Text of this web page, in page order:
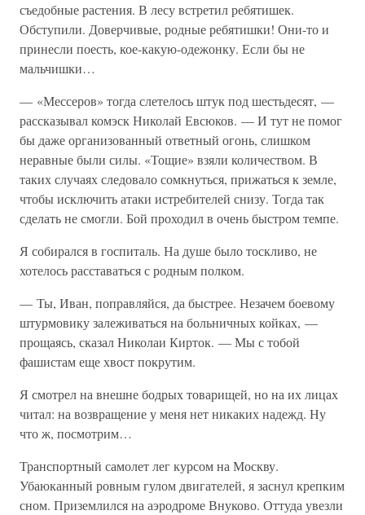
съедобные растения. В лесу встретил ребятишек.
Обступили. Доверчивые, родные ребятишки! Они-то и
принесли поесть, кое-какую-одежонку. Если бы не
мальчишки…
— «Мессеров» тогда слетелось штук под шестьдесят, —
рассказывал комэск Николай Евсюков. — И тут не помог
бы даже организованный ответный огонь, слишком
неравные были силы. «Тощие» взяли количеством. В
таких случаях следовало сомкнуться, прижаться к земле,
чтобы исключить атаки истребителей снизу. Тогда так
сделать не смогли. Бой проходил в очень быстром темпе.
Я собирался в госпиталь. На душе было тоскливо, не
хотелось расставаться с родным полком.
— Ты, Иван, поправляйся, да быстрее. Незачем боевому
штурмовику залеживаться на больничных койках, —
прощаясь, сказал Николаи Кирток. — Мы с тобой
фашистам еще хвост покрутим.
Я смотрел на внешне бодрых товарищей, но на их лицах
читал: на возвращение у меня нет никаких надежд. Ну
что ж, посмотрим…
Транспортный самолет лег курсом на Москву.
Убаюканный ровным гулом двигателей, я заснул крепким
сном. Приземлился на аэродроме Внуково. Оттуда увезли